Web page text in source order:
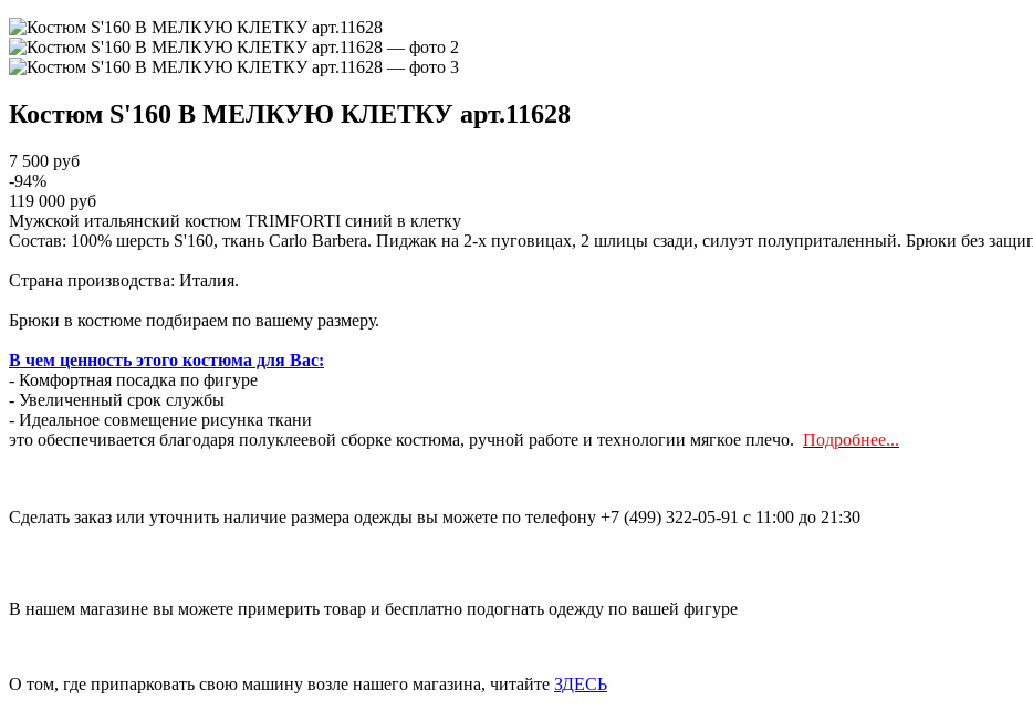
Костюм S'160 В МЕЛКУЮ КЛЕТКУ арт.11628
7 500 руб
-94%
119 000 руб
Мужской итальянский костюм TRIMFORTI синий в клетку
Состав: 100% шерсть S'160, ткань Carlo Barbera. Пиджак на 2-х пуговицах, 2 шлицы сзади, силуэт полуприталенный. Брюки без
Страна производства: Италия.
Брюки в костюме подбираем по вашему размеру.
В чем ценность этого костюма для Вас:
- Комфортная посадка по фигуре
- Увеличенный срок службы
- Идеальное совмещение рисунка ткани
это обеспечивается благодаря полуклеевой сборке костюма, ручной работе и технологии мягкое плечо. Подробнее...
Сделать заказ или уточнить наличие размера одежды вы можете по телефону +7 (499) 322-05-91 с 11:00 до 21:30
В нашем магазине вы можете примерить товар и бесплатно подогнать одежду по вашей фигуре
О том, где припарковать свою машину возле нашего магазина, читайте ЗДЕСЬ